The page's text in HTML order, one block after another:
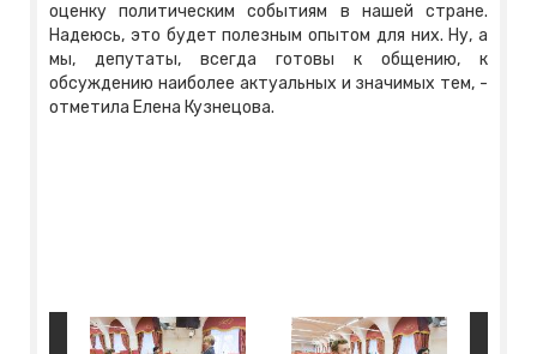
оценку политическим событиям в нашей стране.
Надеюсь, это будет полезным опытом для них. Ну, а
мы, депутаты, всегда готовы к общению, к
обсуждению наиболее актуальных и значимых тем, -
отметила Елена Кузнецова.